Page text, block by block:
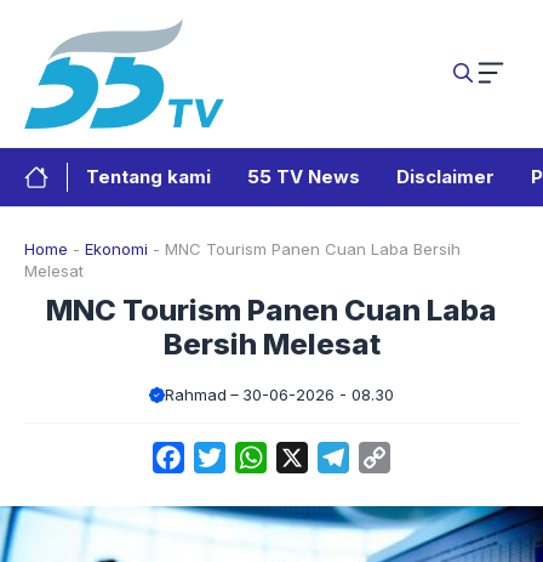
Tentang kami 55 TV News Disclaimer
Home - Ekonomi - MNC Tourism Panen Cuan Laba Bersih
Melesat
MNC Tourism Panen Cuan Laba
Bersih Melesat
Rahmad 30-06-2026 - 08.30
FacebookTwitterWhatsApp Telegram